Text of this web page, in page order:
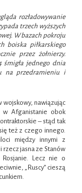
rozładowywanie
trzech wyższych
W bazach pokroju
boiska piłkarskiego
przez żołnierzy.
śmigła jednego dnia
na przedramieniu i
wojskowy, nawiązując
w Afganistanie obok
– stąd tak
też z czego innego.
między innymi z
rzecz jasna ze Stanów
Rosjanie. Lecz nie o
„Ruscy” cieszą